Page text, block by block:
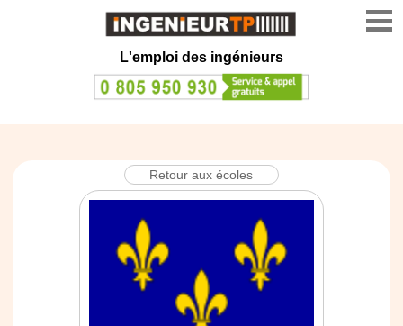
L'emploi des ingénieurs
Retour aux écoles